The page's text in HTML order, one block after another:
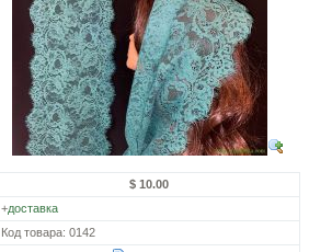
$ 10.00
+доставка
Код товара: 0142